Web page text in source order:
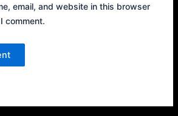
email, and website in this browser
comment.